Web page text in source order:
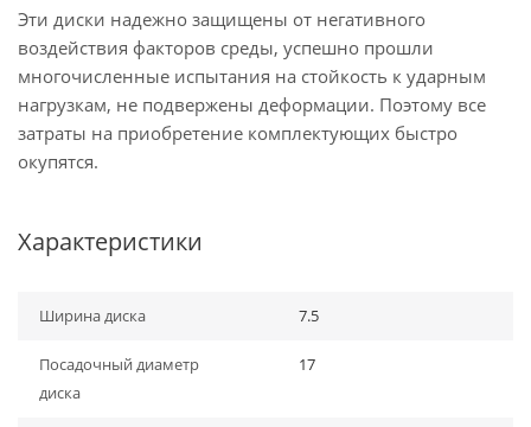
Эти диски надежно защищены от негативного
воздействия факторов среды, успешно прошли
многочисленные испытания на стойкость к ударным
нагрузкам, не подвержены деформации. Поэтому все
затраты на приобретение комплектующих быстро
окупятся.
Характеристики
Ширина диска 7.5
Посадочный диаметр
диска
17